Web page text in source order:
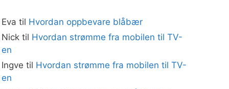
Eva til Hvordan oppbevare blåbær
Nicktil Hvordan strømme fra mobilen til TV-
en
Ingve til Hvordan strømme fra mobilen til TV-
en